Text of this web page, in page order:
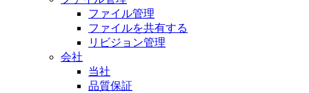
ファイル管理
ファイルを共有する
リビジョン管理
会社
当社
品質保証